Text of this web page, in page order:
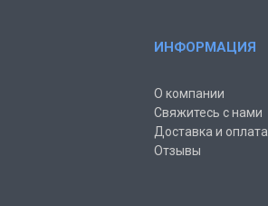
ИНФОРМАЦИЯ
О компании
Свяжитесь с нами
Доставка и оплата
Отзывы